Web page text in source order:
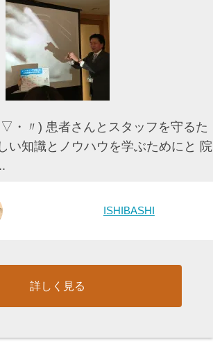
・〃) 患者さんとスタッフを守るた
い知識とノウハウを学ぶためにと 院
ISHIBASHI
詳しく見る